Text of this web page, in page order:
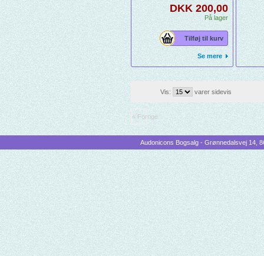
DKK 200,00
På lager
Tilføj til kurv
Se mere
Vis: varer sidevis
« Forrige
Audonicons Bogsalg - Grønnedalsvej 14,